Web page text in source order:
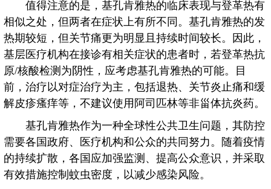
值得注意的是，基孔肯雅热的临床表现与登革热有
相似之处，但两者在症状上有所不同。基孔肯雅热的发
热期较短，但关节痛更为明显且持续时间较长。因此，
基层医疗机构在接诊有相关症状的患者时，若登革热抗
原/核酸检测为阴性，应考虑基孔肯雅热的可能。目
前，治疗以对症治疗为主，包括退热、关节炎止痛和缓
解皮疹瘙痒等，不建议使用阿司匹林等非甾体抗炎药。
基孔肯雅热作为一种全球性公共卫生问题，其防控
需要各国政府、医疗机构和公众的共同努力。随着疫情
的持续扩散，各国应加强监测、提高公众意识，并采取
有效措施控制蚊虫密度，以减少感染风险。